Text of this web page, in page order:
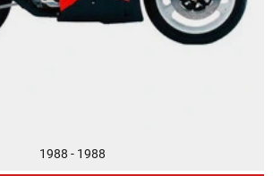
1988 - 1988